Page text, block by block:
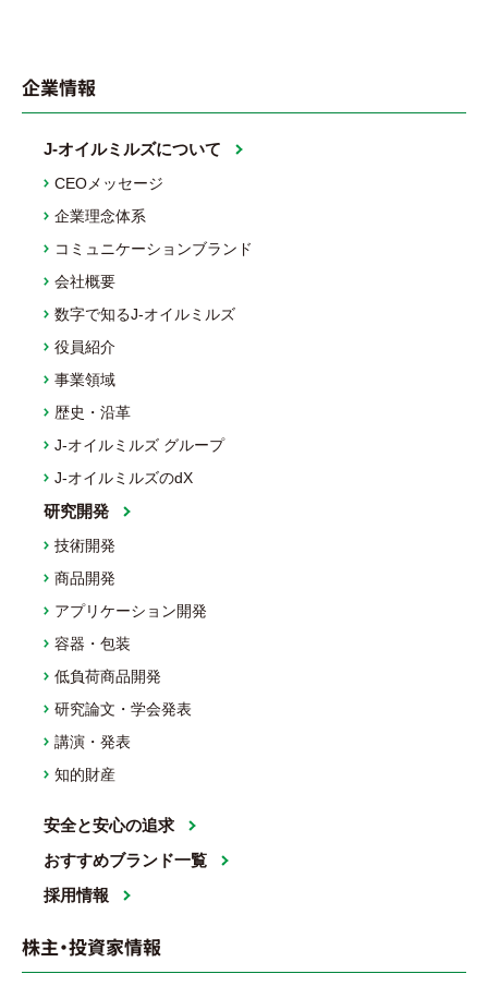
企業情報
J-オイルミルズについて
CEOメッセージ
企業理念体系
コミュニケーションブランド
会社概要
数字で知るJ-オイルミルズ
役員紹介
事業領域
歴史・沿革
J-オイルミルズ グループ
J-オイルミルズのdX
研究開発
技術開発
商品開発
アプリケーション開発
容器・包装
低負荷商品開発
研究論文・学会発表
講演・発表
知的財産
安全と安心の追求
おすすめブランド一覧
採用情報
株主・投資家情報